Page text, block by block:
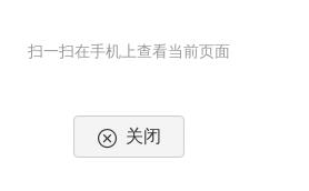
扫一扫在手机上查看当前页面
关闭